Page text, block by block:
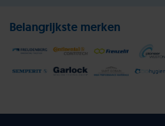
Belangrijkste merken